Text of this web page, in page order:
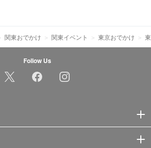
関東おでかけ 関東イベント 東京おでかけ
Follow Us